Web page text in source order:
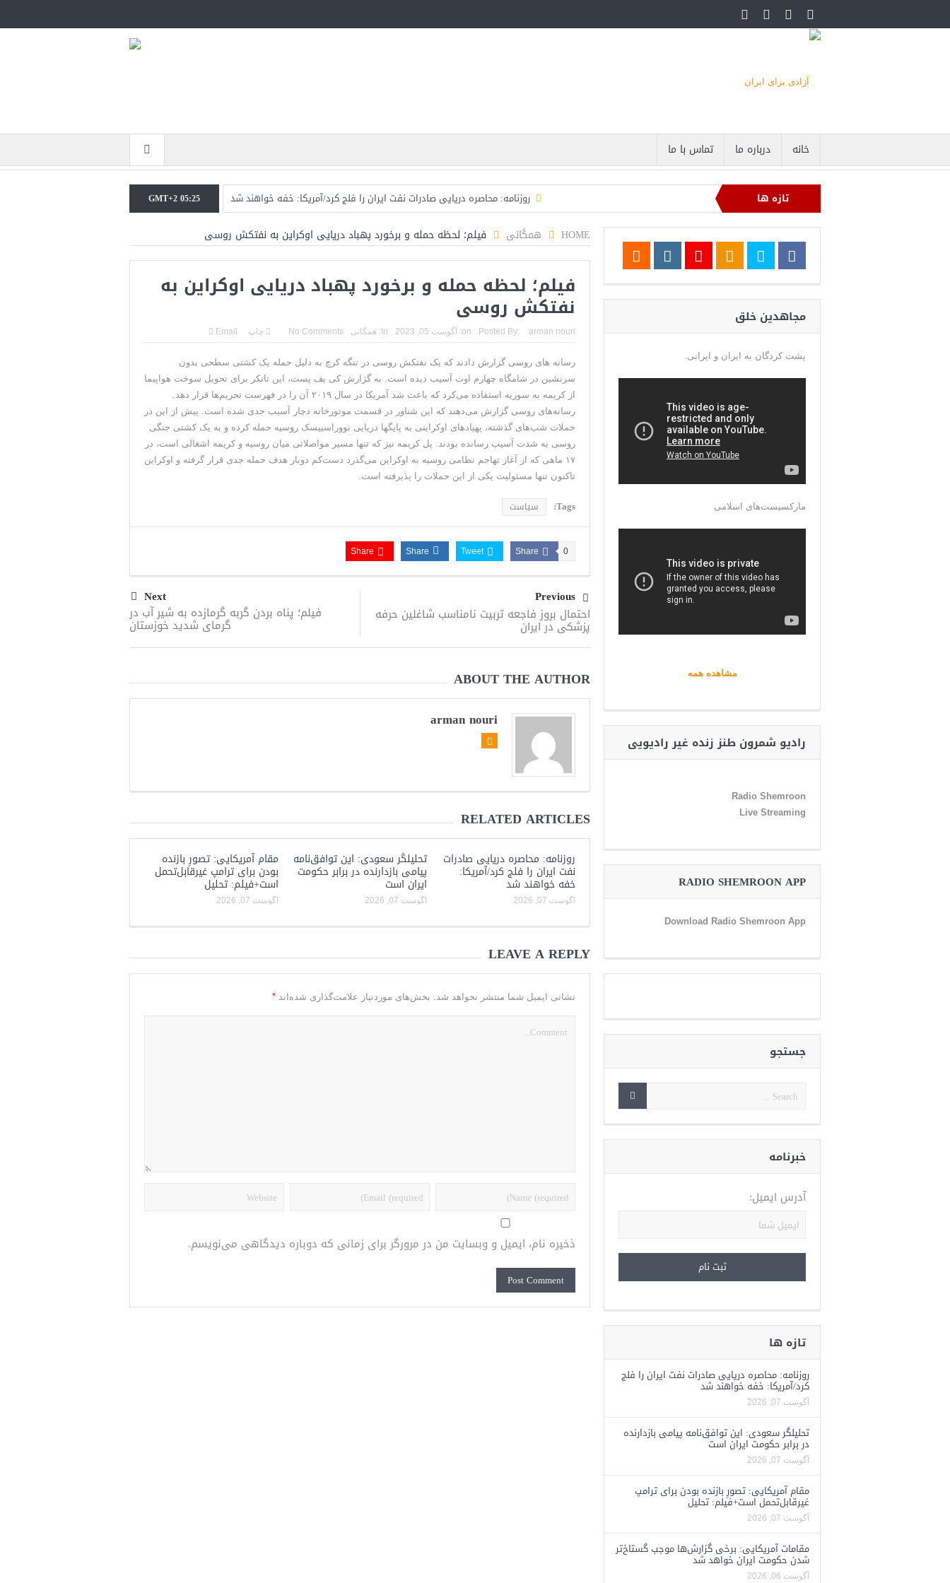
خانه درباره ما تماس با ما
تازه ها
روزنامه: محاصره دریایی صادرات نفت ایران را فلج کرد/آمریکا: خفه خواهند شد
مقام آمریکایی: تصورِ بازنده بودن برای ترامپ غیرقابل‌تحمل است+فیلم: تحلیل
مقامات آمریکایی: برخی گزارش‌ها موجب گستاخ‌تر شدن حکومت ایران خواهد شد
خبرگزاری سپاه پاسداران: رهگیری اهداف متخاصم در نزدیکی جزیره قشم
تحلیلگر حکومتی: تفاهم هرمز پایان بحران نیست؛ خطر جنگ همچنان پابرجاست
ایران؛ واکنش ترامپ و معاونش به اقدام تفرقه‌افکنان/سفر ژنرال منیر به عربستان
مقاله: اپوزیسیون بی‌راه‌حل؛ وقتی دشمنی با پهلوی جای نجات ایران را می‌گیرد
۱۰ تریلیون دلار؛ چگونه جرایم سایبری به سومین اقتصاد بزرگ جهان تبدیل شد؟
ترامپ: پیروزی عبدال السید اسرائیل‌ستیز، خبر خوبی برای جمهوری‌خواهان است
GMT+2 05:25
HOME همگانی فیلم؛ لحظه حمله و برخورد پهباد دریایی اوکراین به نفتکش روسی
فیلم؛ لحظه حمله و برخورد پهباد دریایی اوکراین به
نفتکش روسی
Posted By: arman nouri
on: آگوست 05, 2023 In: همگانی No Comments چاپ Email
رسانه های روسی گزارش دادند که یک نفتکش روسی در تنگه کرچ به دلیل حمله یک کشتی سطحی بدون
سرنشین در شامگاه چهارم اوت آسیب دیده است. به گزارش کی یف پست، این تانکر برای تحویل سوخت هواپیما
از کریمه به سوریه استفاده می‌کرد که باعث شد آمریکا در سال ۲۰۱۹ آن را در فهرست تحریم‌ها قرار دهد.
رسانه‌های روسی گزارش می‌دهند که این شناور در قسمت موتورخانه دچار آسیب جدی شده است. پیش از این در
حملات شب‌های گذشته، پهپادهای اوکراینی به پایگها دریایی نووراسییسک روسیه حمله کرده و به یک کشتی جنگی
روسی به شدت آسیب رسانده بودند. پل کریمه نیز که تنها مسیر مواصلاتی میان روسیه و کریمه اشغالی است، در
۱۷ ماهی که از آغاز تهاجم نظامی روسیه به اوکراین می‌گذرد دست‌کم دوبار هدف حمله جدی قرار گرفته و اوکراین
تاکنون تنها مسئولیت یکی از این حملات را پذیرفته است.
Tags: سیاست
Share 0
Tweet
Share
Share
Previous
احتمال بروز فاجعه تربیت نامناسب شاغلین حرفه
پزشکی در ایران
Next
فیلم؛ پناه بردن گربه گرمازده به شیر آب در
گرمای شدید خوزستان
ABOUT THE AUTHOR
arman nouri
RELATED ARTICLES
روزنامه: محاصره دریایی صادرات
نفت ایران را فلج کرد/آمریکا:
خفه خواهند شد
آگوست 07, 2026
تحلیلگر سعودی: این توافق‌نامه
پیامی بازدارنده در برابر حکومت
ایران است
آگوست 07, 2026
مقام آمریکایی: تصورِ بازنده
بودن برای ترامپ غیرقابل‌تحمل
است+فیلم: تحلیل
آگوست 07, 2026
LEAVE A REPLY
نشانی ایمیل شما منتشر نخواهد شد. بخش‌های موردنیاز علامت‌گذاری شده‌اند *
ذخیره نام، ایمیل و وبسایت من در مرورگر برای زمانی که دوباره دیدگاهی می‌نویسم.
مجاهدین خلق
پشت کردگان به ایران و ایرانی.
مارکسیست‌های اسلامی
مشاهده همه
رادیو شمرون طنز زنده غیر رادیویی
Radio Shemroon
Live Streaming
RADIO SHEMROON APP
Download Radio Shemroon App
جستجو
خبرنامه
آدرس ایمیل:
تازه ها
روزنامه: محاصره دریایی صادرات نفت ایران را فلج
کرد/آمریکا: خفه خواهند شد
آگوست 07, 2026
تحلیلگر سعودی: این توافق‌نامه پیامی بازدارنده
در برابر حکومت ایران است
آگوست 07, 2026
مقام آمریکایی: تصورِ بازنده بودن برای ترامپ
غیرقابل‌تحمل است+فیلم: تحلیل
آگوست 07, 2026
مقامات آمریکایی: برخی گزارش‌ها موجب گستاخ‌تر
شدن حکومت ایران خواهد شد
آگوست 06, 2026